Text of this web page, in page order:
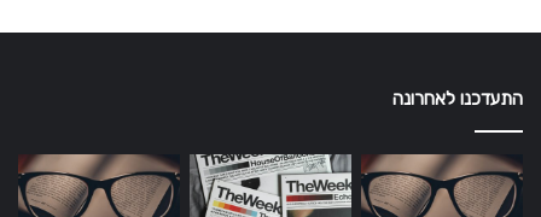
התעדכנו לאחרונה